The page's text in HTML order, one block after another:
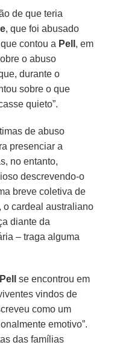
de que teria
, que foi abusado
contou a Pell , em
o abuso
durante o
sobre o que
quieto”.
de abuso
presenciar a
no entanto,
descrevendo-o
breve coletiva de
o cardeal australiano
diante da
– traga alguma
Pell
se encontrou em
vindos de
como um
emotivo”.
das famílias